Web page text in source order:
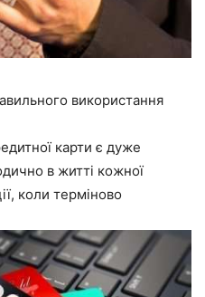
використання
карти є дуже
в житті кожної
коли терміново